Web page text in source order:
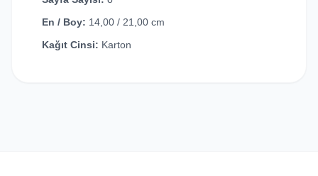
En / Boy: 14,00 / 21,00 cm
Kağıt Cinsi: Karton